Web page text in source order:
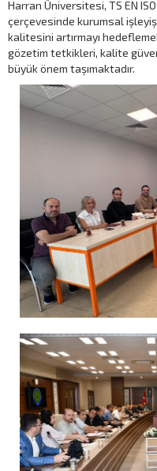
Harran Üniversitesi, TS EN
çerçevesinde kurumsal
kalitesini artırmayı
gözetim tetkikleri, kalite
büyük önem taşımaktadır.